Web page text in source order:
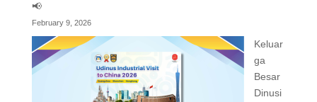
📢
February 9, 2026
Keluar
ga
Besar
Dinusi